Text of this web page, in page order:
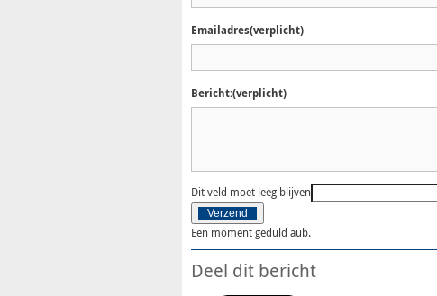
Emailadres(verplicht)
Bericht:(verplicht)
Dit veld moet leeg blijven
Verzend
Een moment geduld aub.
Deel dit bericht